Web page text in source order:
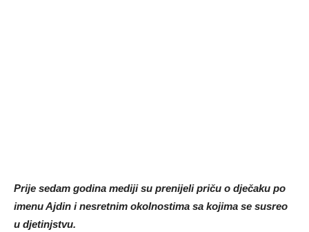
Prije sedam godina mediji su prenijeli priču o dječaku po
imenu Ajdin i nesretnim okolnostima sa kojima se susreo
u djetinjstvu.